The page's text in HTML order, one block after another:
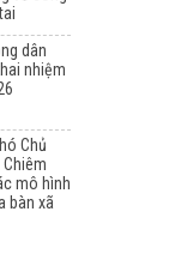
dân
nhiệm
Chủ
mô hình
bàn xã